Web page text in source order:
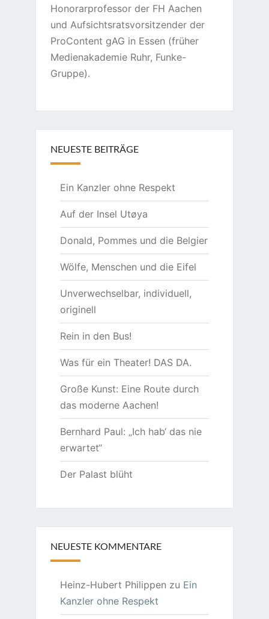
Honorarprofessor der FH Aachen
und Aufsichtsratsvorsitzender der
ProContent gAG in Essen (früher
Medienakademie Ruhr, Funke-
Gruppe).
NEUESTE BEITRÄGE
Ein Kanzler ohne Respekt
Auf der Insel Utøya
Donald, Pommes und die Belgier
Wölfe, Menschen und die Eifel
Unverwechselbar, individuell,
originell
Rein in den Bus!
Was für ein Theater! DAS DA.
Große Kunst: Eine Route durch
das moderne Aachen!
Bernhard Paul: „Ich hab‘ das nie
erwartet“
Der Palast blüht
NEUESTE KOMMENTARE
Heinz-Hubert Philippen zu Ein
Kanzler ohne Respekt